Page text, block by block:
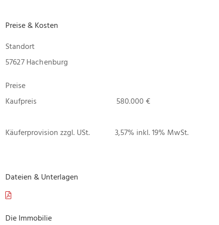
Preise & Kosten
Standort
57627 Hachenburg
Preise
Kaufpreis
580.000 €
Käuferprovision zzgl. USt. 3,57% inkl. 19% MwSt.
Dateien & Unterlagen
Die Immobilie